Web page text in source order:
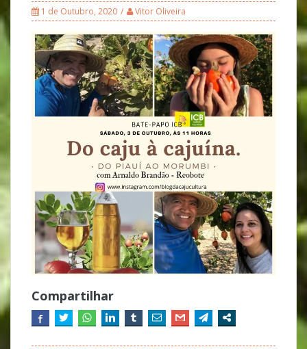
1 de Outubro, 2020 Vitor Oliveira
Compartilhar